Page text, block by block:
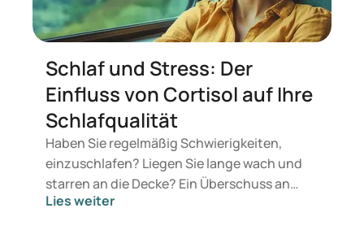
Schlaf und Stress: Der
Einfluss von Cortisol auf Ihre
Schlafqualität
Haben Sie regelmäßig Schwierigkeiten,
einzuschlafen? Liegen Sie lange wach und
starren an die Decke? Ein Überschuss an
Cortisol könnte eine Ursache sein. Dieses
Lies weiter